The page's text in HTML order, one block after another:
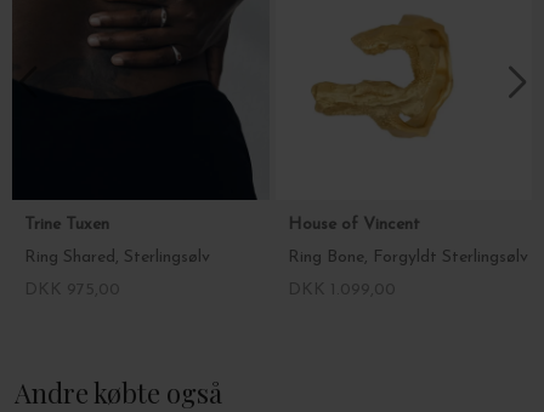
Trine Tuxen
Ring Shared, Sterlingsølv
House of Vincent
Ring Bone, Forgyldt Sterlingsølv
Andre købte også